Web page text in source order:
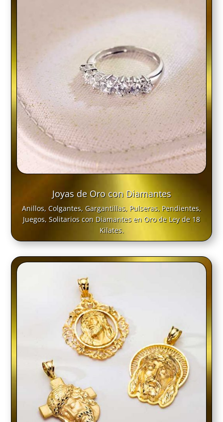
Joyas de Oro con Diamantes
Anillos, Colgantes, Gargantillas, Pulseras, Pendientes,
Juegos, Solitarios con Diamantes en Oro de Ley de 18
Kilates.